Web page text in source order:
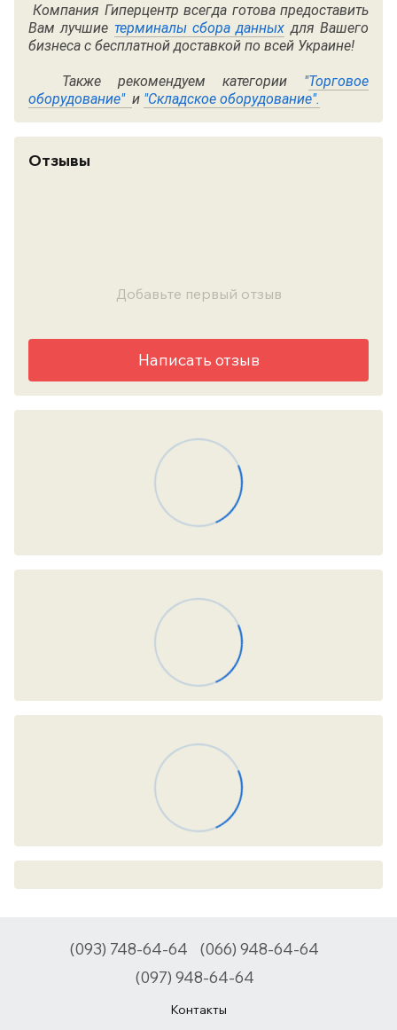
Компания Гиперцентр всегда готова предоставить
Вам лучшие терминалы сбора данных для Вашего
бизнеса с бесплатной доставкой по всей Украине!
Также рекомендуем категории "Торговое
оборудование" и "Складское оборудование".
Отзывы
Добавьте первый отзыв
Написать отзыв
(093) 748-64-64
(066) 948-64-64
(097) 948-64-64
Контакты